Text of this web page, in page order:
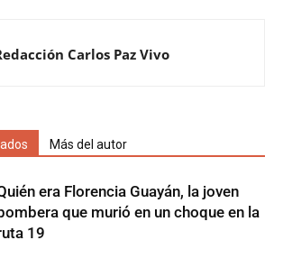
Carlos Paz Vivo
Más del autor
era Florencia Guayán, la joven
que murió en un choque en la
19